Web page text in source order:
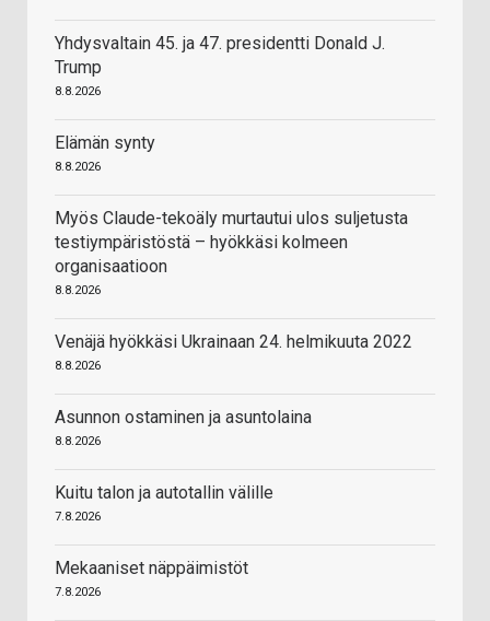
Yhdysvaltain 45. ja 47. presidentti Donald J.
Trump
8.8.2026
Elämän synty
8.8.2026
Myös Claude-tekoäly murtautui ulos suljetusta
testiympäristöstä – hyökkäsi kolmeen
organisaatioon
8.8.2026
Venäjä hyökkäsi Ukrainaan 24. helmikuuta 2022
8.8.2026
Asunnon ostaminen ja asuntolaina
8.8.2026
Kuitu talon ja autotallin välille
7.8.2026
Mekaaniset näppäimistöt
7.8.2026